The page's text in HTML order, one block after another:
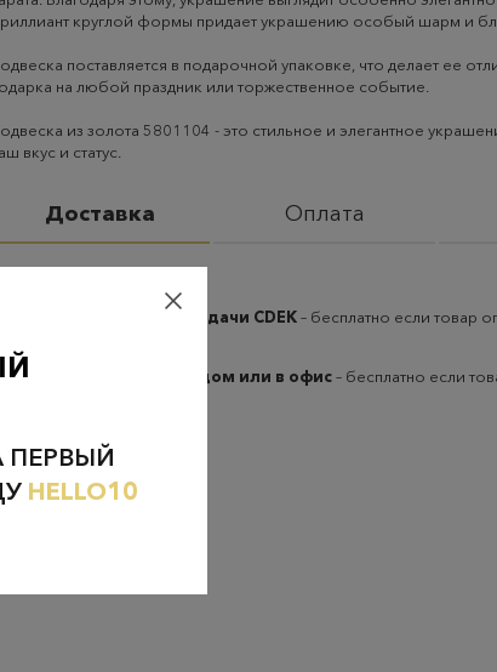
круглой формы придает украшению особый шарм и
поставляется в подарочной упаковке, что делает ее
на любой праздник или торжественное событие.
из золота 5801104 - это стильное и элегантное
вкус и статус.
Доставка Оплата
Самовывоз из пунктов выдачи CDEK– бесплатно если товар
доставка на дом или в офис– бесплатно если
ПЕРВЫЙ
HELLO10